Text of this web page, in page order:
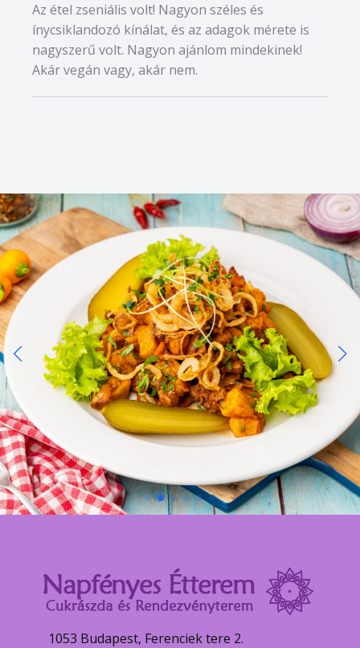
Az étel zseniális volt! Nagyon széles és
ínycsiklandozó kínálat, és az adagok mérete is
nagyszerű volt. Nagyon ajánlom mindekinek!
Akár vegán vagy, akár nem.
1053 Budapest, Ferenciek tere 2.